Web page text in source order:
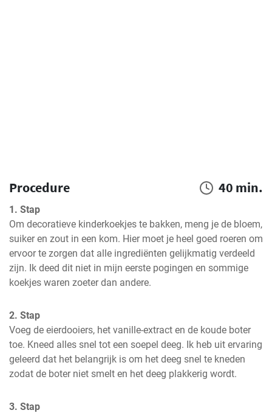
Procedure 40 min.
1. Stap
Om decoratieve kinderkoekjes te bakken, meng je de bloem,
suiker en zout in een kom. Hier moet je heel goed roeren om
ervoor te zorgen dat alle ingrediënten gelijkmatig verdeeld
zijn. Ik deed dit niet in mijn eerste pogingen en sommige
koekjes waren zoeter dan andere.
2. Stap
Voeg de eierdooiers, het vanille-extract en de koude boter
toe. Kneed alles snel tot een soepel deeg. Ik heb uit ervaring
geleerd dat het belangrijk is om het deeg snel te kneden
zodat de boter niet smelt en het deeg plakkerig wordt.
3. Stap